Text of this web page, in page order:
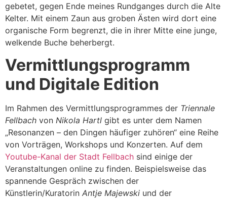
gebetet, gegen Ende meines Rundganges durch die Alte
Kelter. Mit einem Zaun aus groben Ästen wird dort eine
organische Form begrenzt, die in ihrer Mitte eine junge,
welkende Buche beherbergt.
Vermittlungsprogramm
und Digitale Edition
Im Rahmen des Vermittlungsprogrammes der Triennale
Fellbach von Nikola Hartl gibt es unter dem Namen
„Resonanzen – den Dingen häufiger zuhören“ eine Reihe
von Vorträgen, Workshops und Konzerten. Auf dem
Youtube-Kanal der Stadt Fellbach sind einige der
Veranstaltungen online zu finden. Beispielsweise das
spannende Gespräch zwischen der
Künstlerin/Kuratorin Antje Majewski und der